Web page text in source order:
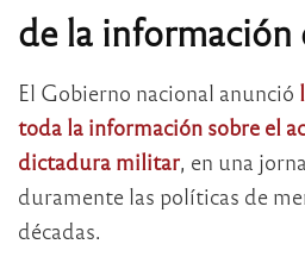
de la información
El Gobierno nacional anunció
toda la información sobre el
dictadura militar , en una
duramente las políticas de
décadas.